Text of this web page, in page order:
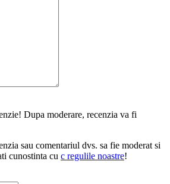
Dupa moderare, recenzia va fi
sau comentariul dvs. sa fie moderat si
cunostinta cu с regulile noastre!